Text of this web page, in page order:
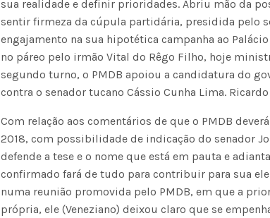
sua realidade e definir prioridades. Abriu mão da
sentir firmeza da cúpula partidária, presidida pelo
engajamento na sua hipotética campanha ao
no páreo pelo irmão Vital do Rêgo Filho, hoje
segundo turno, o PMDB apoiou a candidatura do
contra o senador tucano Cássio Cunha Lima.
Com relação aos comentários de que o PMDB
2018, com possibilidade de indicação do senador
defende a tese e o nome que está em pauta e
confirmado fará de tudo para contribuir para sua
numa reunião promovida pelo PMDB, em que a
própria, ele (Veneziano) deixou claro que se